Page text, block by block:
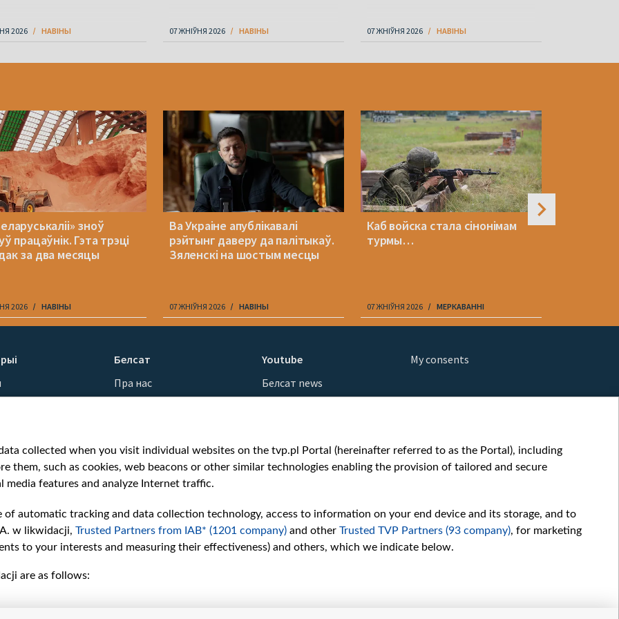
2026 НАВІНЫ 07 ЖНІЎНЯ 2026 НАВІНЫ 07 ЖНІЎНЯ 2026 НАВІНЫ
зноў
працаўнік. Гэта трэці
за два месяцы
2026 НАВІНЫ
Ва Украіне апублікавалі
рэйтынг даверу да палітыкаў.
Зяленскі на шостым месцы
07 ЖНІЎНЯ 2026 НАВІНЫ
Каб войска стала сінонімам
турмы…
07 ЖНІЎНЯ 2026 МЕРКАВАННI
Белсат
Пра нас
Кантакты
Як нас глядзець
Узнагароды
Міжнародная супраца
Ціск з боку ўладаў
Беларусі
Як нас падтрымаць
Youtube
Белсат news
Белсат Shorts
Belsat English
Biełsat PL
Белсат History
Белсат Music
Белсат Doc
My consents
collected when you visit individual websites on the tvp.pl Portal (hereinafter referred to as the Portal), including
them, such as cookies, web beacons or other similar technologies enabling the provision of tailored and secure
media features and analyze Internet traffic.
automatic tracking and data collection technology, access to information on your end device and its storage, and to
w likwidacji, Trusted Partners from IAB* (1201 company) and other Trusted TVP Partners (93 company), for marketing
to your interests and measuring their effectiveness) and others, which we indicate below.
are as follows: